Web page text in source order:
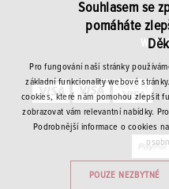
Souhlasem se
pomáháte
Pro fungování naší stránky
základní funkcionality webové
cookies, které nám pomohou zlepšit
zobrazovat vám relevantní nabídky.
Podrobnější informace o cookies
POUZE NEZBYTNÉ